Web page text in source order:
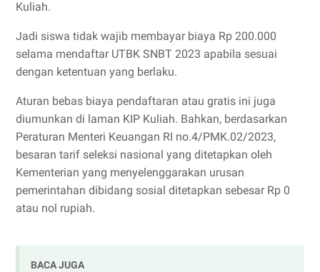
Kuliah.
Jadi siswa tidak wajib membayar biaya Rp 200.000
selama mendaftar UTBK SNBT 2023 apabila sesuai
dengan ketentuan yang berlaku.
Aturan bebas biaya pendaftaran atau gratis ini juga
diumunkan di laman KIP Kuliah. Bahkan, berdasarkan
Peraturan Menteri Keuangan RI no.4/PMK.02/2023,
besaran tarif seleksi nasional yang ditetapkan oleh
Kementerian yang menyelenggarakan urusan
pemerintahan dibidang sosial ditetapkan sebesar Rp 0
atau nol rupiah.
BACA JUGA